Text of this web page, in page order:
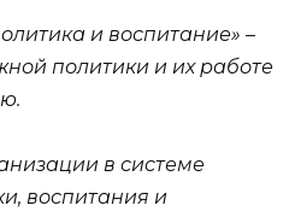
и воспитание» –
политики и их работе
в системе
воспитания и